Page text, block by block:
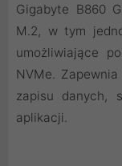
Gigabyte B860
M.2, w tym
umożliwiające
NVMe.
zapisu danych,
aplikacji.